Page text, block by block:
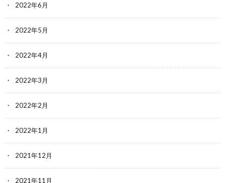
2022年6月
2022年5月
2022年4月
2022年3月
2022年2月
2022年1月
2021年12月
2021年11月